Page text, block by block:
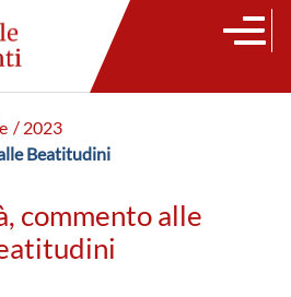
/ 2023
Beatitudini
commento alle